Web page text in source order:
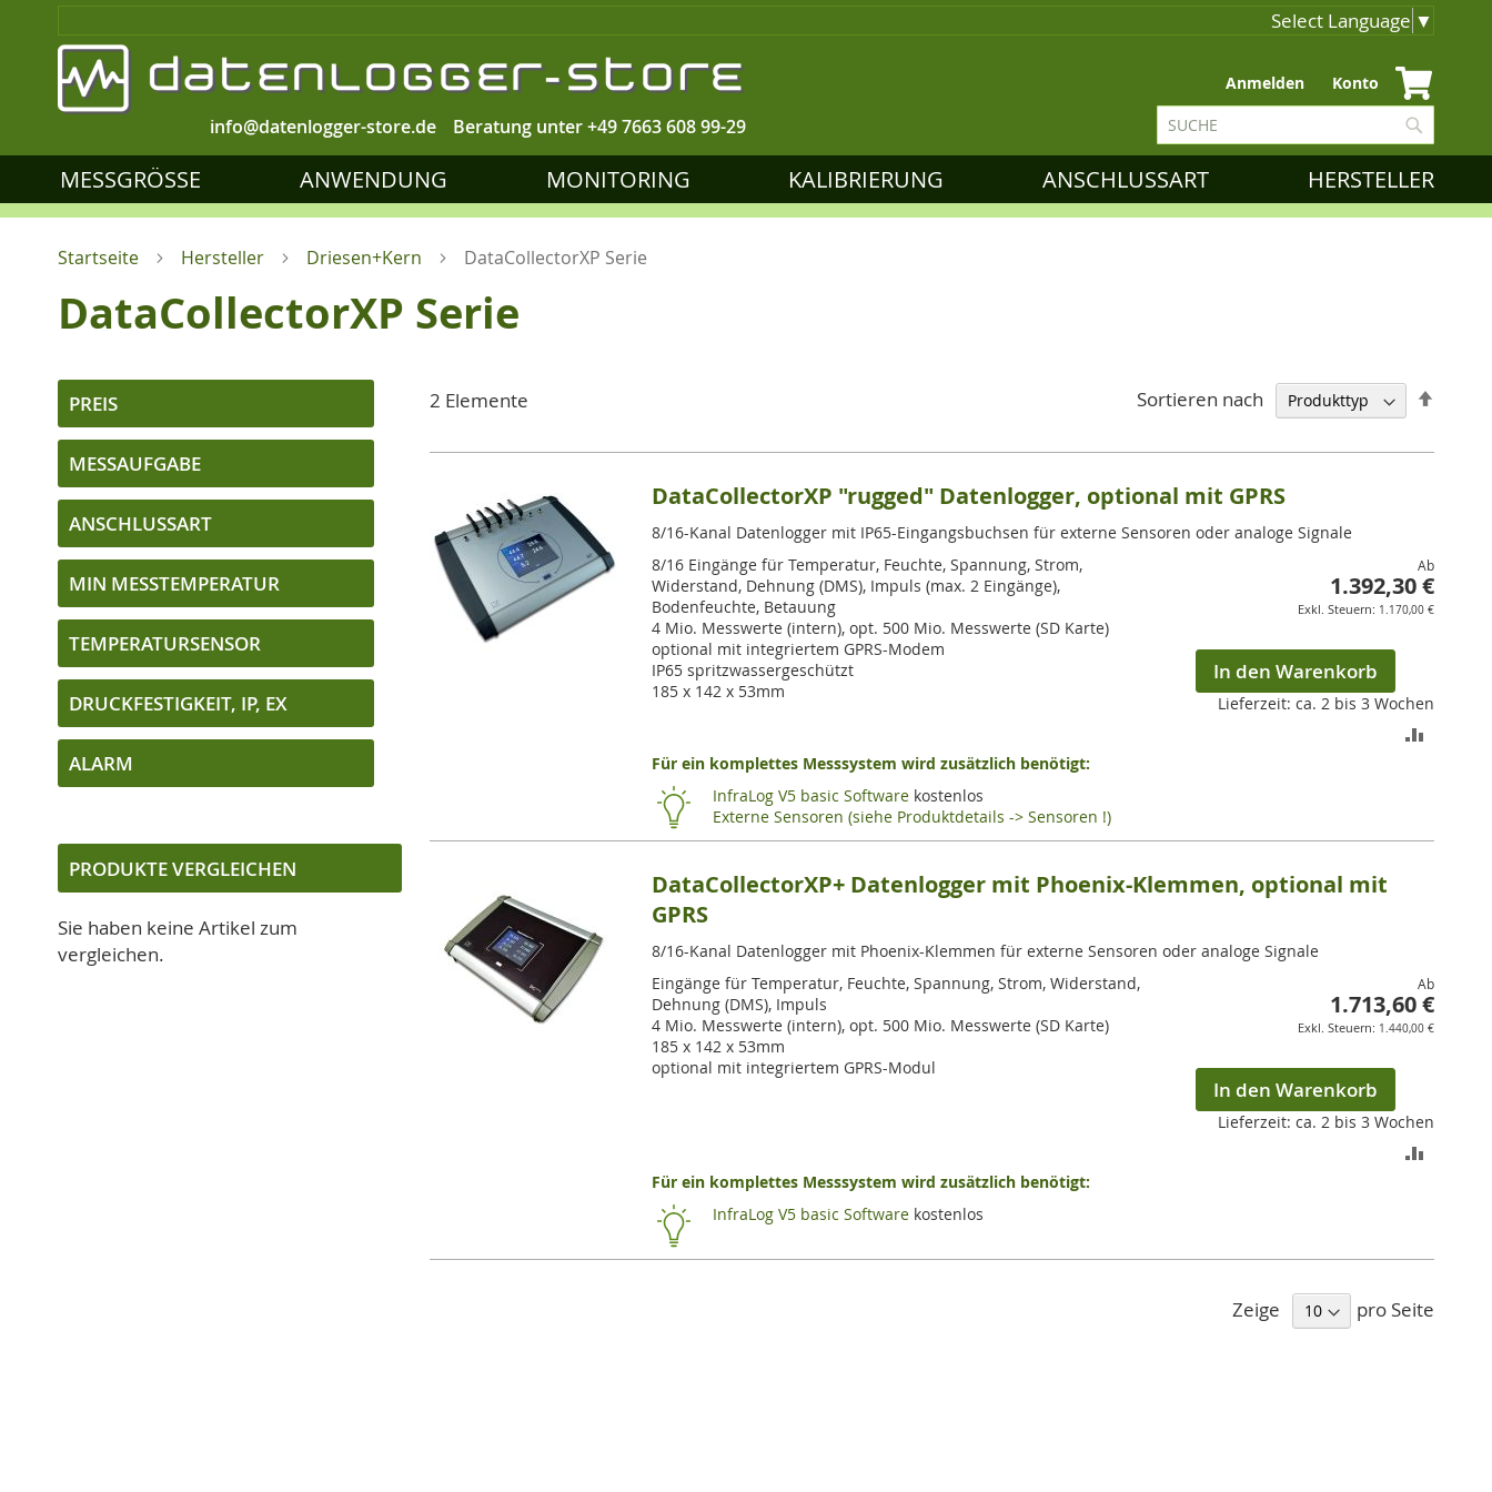
Select Language ▼
Beratung unter+49 7663 608 99-29
info@datenlogger-store.de
Zum
Inhalt
springen
Anmelden Konto
Suche
MESSGRÖSSE ANWENDUNG MONITORING KALIBRIERUNG ANSCHLUSSART HERSTELLER
Startseite Hersteller Driesen+Kern DataCollectorXP Serie
DataCollectorXP Serie
2 Elemente Sortieren nach
DataCollectorXP "rugged" Datenlogger, optional mit GPRS
8/16-Kanal Datenlogger mit IP65-Eingangsbuchsen für externe Sensoren oder analoge Signale
8/16 Eingänge für Temperatur, Feuchte, Spannung, Strom,
Widerstand, Dehnung (DMS), Impuls (max. 2 Eingänge),
Bodenfeuchte, Betauung
4 Mio. Messwerte (intern), opt. 500 Mio. Messwerte (SD Karte)
optional mit integriertem GPRS-Modem
IP65 spritzwassergeschützt
185 x 142 x 53mm
Ab
1.392,30 €
1.170,00 €
In den Warenkorb
Lieferzeit: ca. 2 bis 3 Wochen
Für ein komplettes Messsystem wird zusätzlich benötigt:
InfraLog V5 basic Software kostenlos
Externe Sensoren (siehe Produktdetails -> Sensoren !)
DataCollectorXP+ Datenlogger mit Phoenix-Klemmen, optional mit
GPRS
8/16-Kanal Datenlogger mit Phoenix-Klemmen für externe Sensoren oder analoge Signale
Eingänge für Temperatur, Feuchte, Spannung, Strom, Widerstand,
Dehnung (DMS), Impuls
4 Mio. Messwerte (intern), opt. 500 Mio. Messwerte (SD Karte)
185 x 142 x 53mm
optional mit integriertem GPRS-Modul
Ab
1.713,60 €
1.440,00 €
In den Warenkorb
Lieferzeit: ca. 2 bis 3 Wochen
Für ein komplettes Messsystem wird zusätzlich benötigt:
InfraLog V5 basic Software kostenlos
Zeige pro Seite
PREIS
MESSAUFGABE
ANSCHLUSSART
MIN MESSTEMPERATUR
TEMPERATURSENSOR
DRUCKFESTIGKEIT, IP, EX
ALARM
PRODUKTE VERGLEICHEN
Sie haben keine Artikel zum
vergleichen.